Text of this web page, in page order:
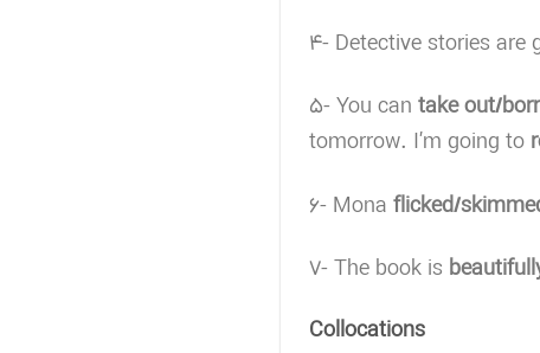
4- Detective stories are
5- You can take out/
tomorrow. I’m going to
6- Mona flicked/
7- The book is
Collocations